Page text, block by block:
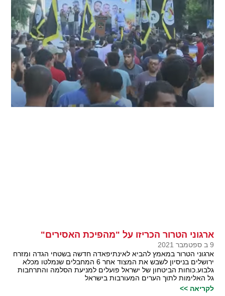
ארגוני הטרור הכריזו על "מהפיכת האסירים"
9 ב ספטמבר 2021
ארגוני הטרור במאמץ להביא לאינתיפאדה חדשה בשטחי הגדה ומזרח
ירושלים בניסיון לשבש את המצוד אחר 6 המחבלים שנמלטו מכלא
גלבוע.כוחות הביטחון של ישראל פועלים למניעת הסלמה והתרחבות
גל האלימות לתוך הערים המעורבות בישראל
לקריאה >>